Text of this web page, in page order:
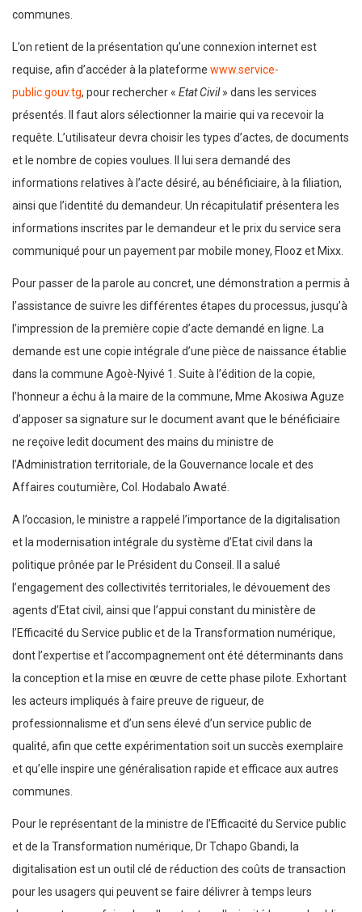
communes.
L’on retient de la présentation qu’une connexion internet est
requise, afin d’accéder à la plateforme www.service-
public.gouv.tg, pour rechercher « Etat Civil» dans les services
présentés. Il faut alors sélectionner la mairie qui va recevoir la
requête. L’utilisateur devra choisir les types d’actes, de documents
et le nombre de copies voulues. Il lui sera demandé des
informations relatives à l’acte désiré, au bénéficiaire, à la filiation,
ainsi que l’identité du demandeur. Un récapitulatif présentera les
informations inscrites par le demandeur et le prix du service sera
communiqué pour un payement par mobile money, Flooz et Mixx.
Pour passer de la parole au concret, une démonstration a permis à
l’assistance de suivre les différentes étapes du processus, jusqu’à
l’impression de la première copie d’acte demandé en ligne. La
demande est une copie intégrale d’une pièce de naissance établie
dans la commune Agoè-Nyivé 1. Suite à l’édition de la copie,
l’honneur a échu à la maire de la commune, Mme Akosiwa Aguze
d’apposer sa signature sur le document avant que le bénéficiaire
ne reçoive ledit document des mains du ministre de
l’Administration territoriale, de la Gouvernance locale et des
Affaires coutumière, Col. Hodabalo Awaté.
A l’occasion, le ministre a rappelé l’importance de la digitalisation
et la modernisation intégrale du système d’Etat civil dans la
politique prônée par le Président du Conseil. Il a salué
l’engagement des collectivités territoriales, le dévouement des
agents d’Etat civil, ainsi que l’appui constant du ministère de
l’Efficacité du Service public et de la Transformation numérique,
dont l’expertise et l’accompagnement ont été déterminants dans
la conception et la mise en œuvre de cette phase pilote. Exhortant
les acteurs impliqués à faire preuve de rigueur, de
professionnalisme et d’un sens élevé d’un service public de
qualité, afin que cette expérimentation soit un succès exemplaire
et qu’elle inspire une généralisation rapide et efficace aux autres
communes.
Pour le représentant de la ministre de l’Efficacité du Service public
et de la Transformation numérique, Dr Tchapo Gbandi, la
digitalisation est un outil clé de réduction des coûts de transaction
pour les usagers qui peuvent se faire délivrer à temps leurs